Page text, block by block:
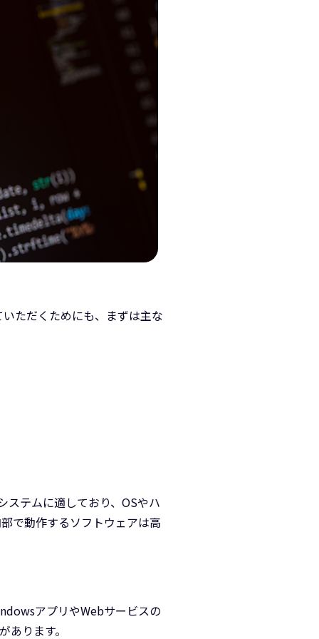
ただくためにも、まずは主な
ステムに適しており、OSやハ
で動作するソフトウェアは高
アプリやWebサービスの
ります。